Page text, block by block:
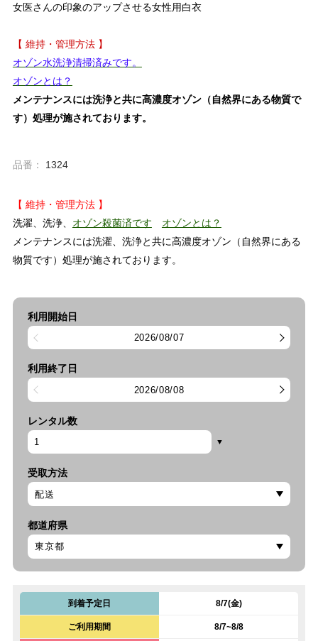
女医さんの印象のアップさせる女性用白衣
【 維持・管理方法 】
オゾン水洗浄清掃済みです。
オゾンとは？
メンテナンスには洗浄と共に高濃度オゾン（自然界にある物質で
す）処理が施されております。
品番： 1324
【 維持・管理方法 】
洗濯、洗浄、 オゾン殺菌済です
オゾンとは？
メンテナンスには洗濯、洗浄と共に高濃度オゾン（自然界にある
物質です）処理が施されております。
利用開始日
2026/08/07
利用終了日
2026/08/08
レンタル数
受取方法
都道府県
到着予定日 8/7(金)
ご利用期間 8/7~8/8